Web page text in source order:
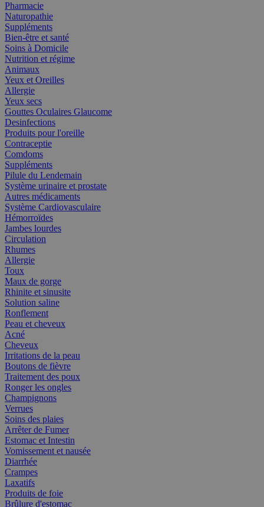
Pharmacie
Naturopathie
Suppléments
Bien-être et santé
Soins à Domicile
Nutrition et régime
Animaux
Yeux et Oreilles
Allergie
Yeux secs
Gouttes Oculaires Glaucome
Desinfections
Produits pour l'oreille
Contraceptie
Comdoms
Suppléments
Pilule du Lendemain
Système urinaire et prostate
Autres médicaments
Système Cardiovasculaire
Hémorroïdes
Jambes lourdes
Circulation
Rhumes
Allergie
Toux
Maux de gorge
Rhinite et sinusite
Solution saline
Ronflement
Peau et cheveux
Acné
Cheveux
Irritations de la peau
Boutons de fièvre
Traitement des poux
Ronger les ongles
Champignons
Verrues
Soins des plaies
Arrêter de Fumer
Estomac et Intestin
Vomissement et nausée
Diarrhée
Crampes
Laxatifs
Produits de foie
Brûlure d'estomac